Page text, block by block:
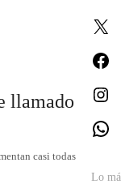
llamado
casi todas
Lo